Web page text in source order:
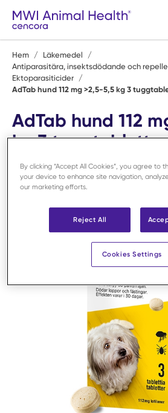
Hoppa till huvudinnehåll
Hem / Läkemedel
/
Antiparasitära, insektsdödande och
Ektoparasiticider /
AdTab hund 112 mg >2,5-5,5 kg 3
AdTab hund 112
kg 3 tuggtabletter
Art.nr: 525641
By clicking “Accept All Cookies”, you agree to
your device to enhance site navigation,
our marketing efforts.
Reject All
Cookies Settings